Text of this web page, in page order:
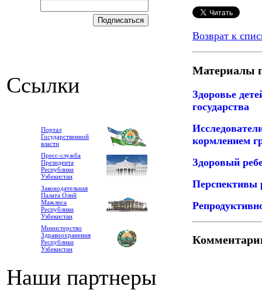
Ссылки
Портал
Государственной
власти
Пресс-служба
Президента
Республики
Узбекистан
Законодательная
Палата Олий
Мажлиса
Республики
Узбекистан
Министерство
Здравоохранения
Республики
Узбекистан
Наши партнеры
Возврат к
Материалы
Здоровье
государства
кормлением
Здоровый
Перспективы